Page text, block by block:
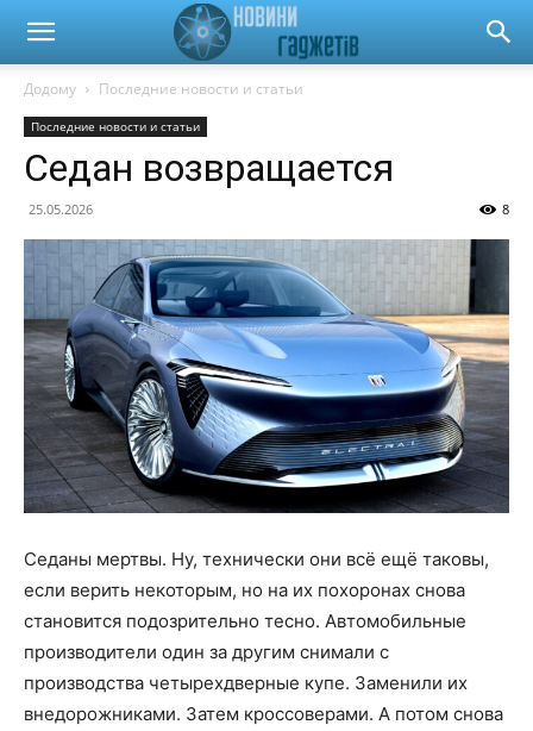
Новини
гаджетів
автомобілів
Додому Последние новости и статьи
Последние новости и статьи
Седан возвращается
25.05.2026 8
Седаны мертвы. Ну, технически они всё ещё таковы,
если верить некоторым, но на их похоронах снова
становится подозрительно тесно. Автомобильные
производители один за другим снимали с
производства четырехдверные купе. Заменили их
внедорожниками. Затем кроссоверами. А потом снова